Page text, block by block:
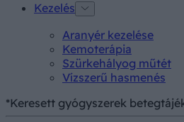
Kezelés
Aranyér kezelése
Kemoterápia
Szürkehályog műtét
Vízszerű hasmenés
*Keresett gyógyszerek